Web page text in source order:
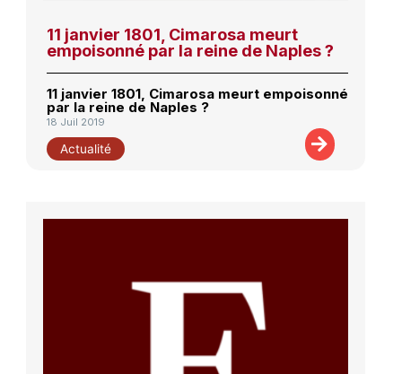
11 janvier 1801, Cimarosa meurt
empoisonné par la reine de Naples ?
11 janvier 1801, Cimarosa meurt empoisonné
par la reine de Naples ?
18 Juil 2019
Actualité